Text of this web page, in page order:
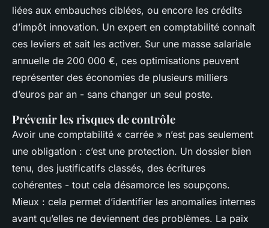
liées aux embauches ciblées, ou encore les crédits
d’impôt innovation. Un expert en comptabilité connaît
ces leviers et sait les activer. Sur une masse salariale
annuelle de 200 000 €, ces optimisations peuvent
représenter des économies de plusieurs milliers
d’euros par an - sans changer un seul poste.
Prévenir les risques de contrôle
Avoir une comptabilité « carrée » n’est pas seulement
une obligation : c’est une protection. Un dossier bien
tenu, des justificatifs classés, des écritures
cohérentes - tout cela désamorce les soupçons.
Mieux : cela permet d’identifier les anomalies internes
avant qu’elles ne deviennent des problèmes. La paix